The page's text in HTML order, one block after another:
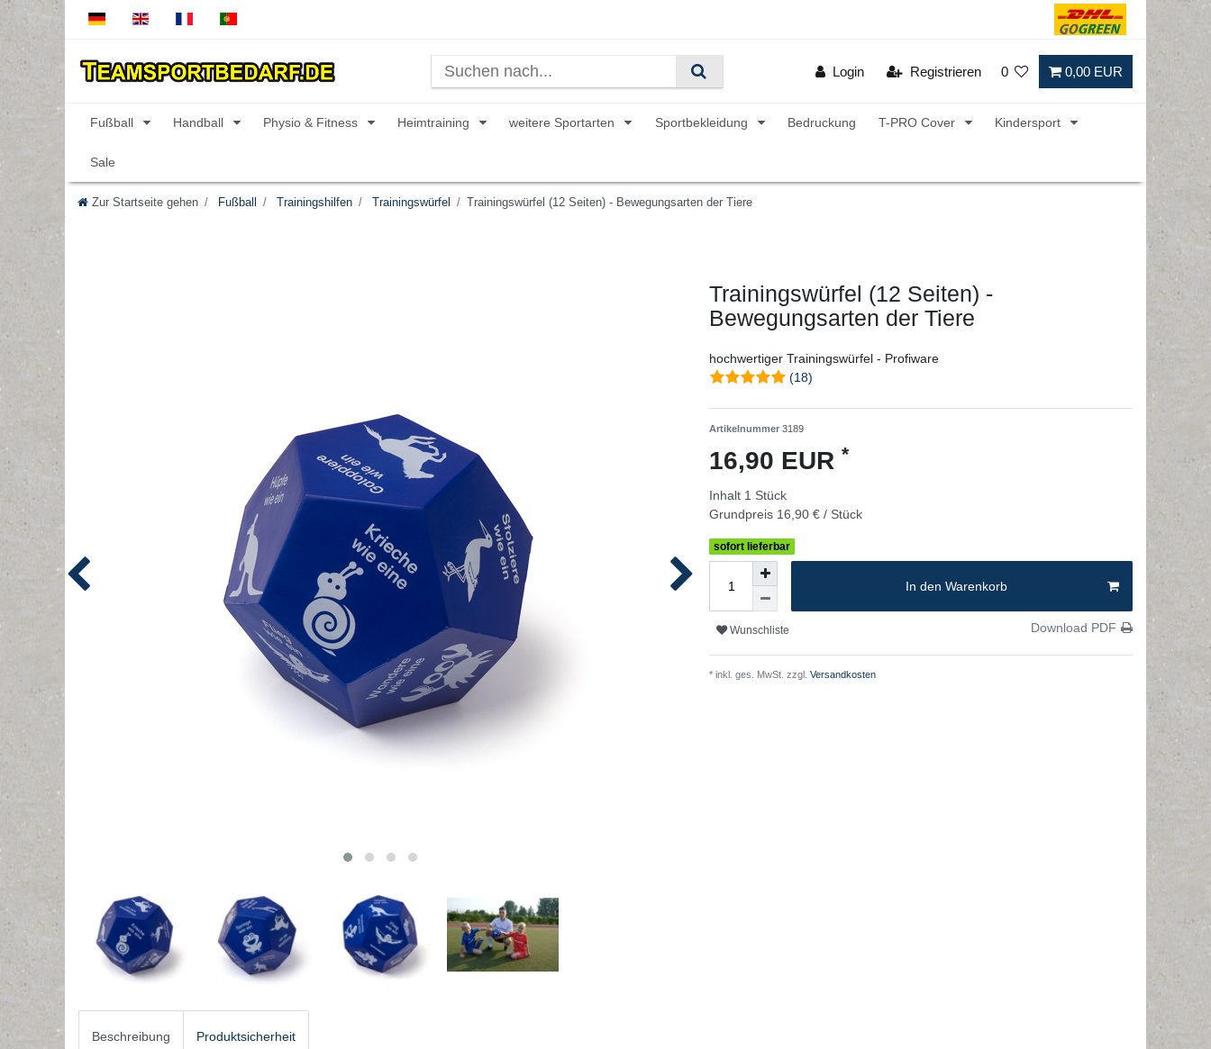
Login Registrieren 0 0,00 EUR
Fußball Handball Physio & Fitness Heimtraining weitere Sportarten Sportbekleidung Bedruckung T-PRO Cover Kindersport
Sale
Zur Startseite gehen Fußball Trainingshilfen Trainingswürfel Trainingswürfel (12 Seiten) - Bewegungsarten der Tiere
Beschreibung Produktsicherheit
Trainingswürfel (12 Seiten) -
Bewegungsarten der Tiere
hochwertiger Trainingswürfel - Profiware
(18)
Artikelnummer 3189
16,90 EUR *
Inhalt 1 Stück
Grundpreis 16,90 € / Stück
sofort lieferbar
In den Warenkorb
Wunschliste Download PDF
* inkl. ges. MwSt. zzgl. Versandkosten